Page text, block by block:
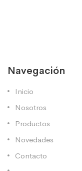
Navegación
Inicio
Nosotros
Productos
Novedades
Contacto